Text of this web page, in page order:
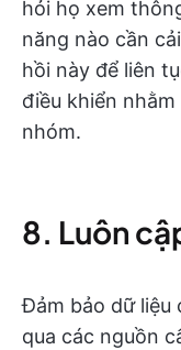
hỏi họ xem
năng nào cần
hồi này để liên
điều khiển
nhóm.
8. Luôn
Đảm bảo dữ liệu
qua các nguồn